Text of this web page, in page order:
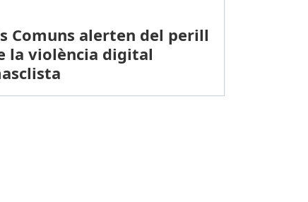
Cornellà, últim equip a iniciar la pretemporada
Comuns alerten del perill
la violència digital